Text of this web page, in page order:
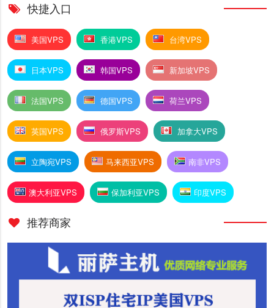
快捷入口
美国VPS 香港VPS 台湾VPS
日本VPS 韩国VPS 新加坡VPS
法国VPS 德国VPS 荷兰VPS
英国VPS 俄罗斯VPS 加拿大VPS
立陶宛VPS 马来西亚VPS 南非VPS
澳大利亚VPS 保加利亚VPS 印度VPS
推荐商家